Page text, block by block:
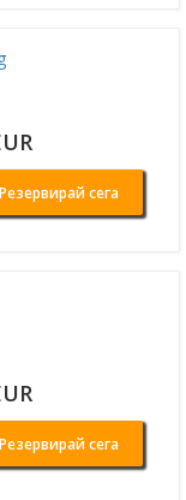
Резервирай сега
Резервирай сега